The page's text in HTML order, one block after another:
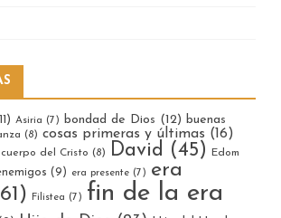
Asiria (7) bondad de Dios (12) buenas
(8) cosas primeras y últimas (16)
cuerpo del Cristo (8) David (45)
Edom
(9) era presente (7) era
Filistea (7) fin de la era